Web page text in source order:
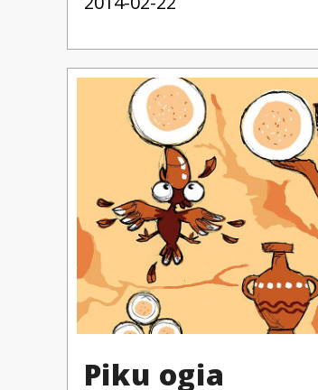
Piku ogia